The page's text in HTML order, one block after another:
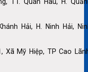
TT. Quán Hàu, H.
Hải, H. Ninh Hải,
Xã Mỹ Hiệp, TP Cao